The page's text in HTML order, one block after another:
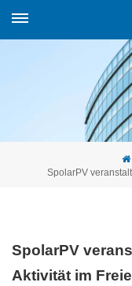
SpolarPV
SpolarPV
Aktivität im